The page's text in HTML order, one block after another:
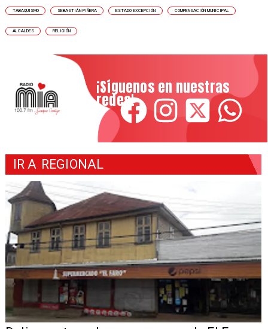
TABAQUISMO SEBASTIÁN PIÑERA ESTADO EXCEPCIÓN COMPENSACIÓN MUNICIPAL
ALCALDES RELIGIÓN
¡Síguenos en nuestras
redes!
IR A REGIONAL